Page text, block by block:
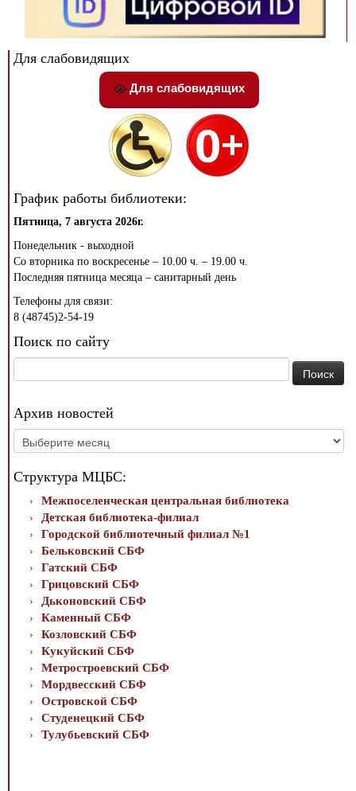
Для слабовидящих
Для слабовидящих
График работы библиотеки:
Пятница, 7 августа 2026г.
Понедельник - выходной
Со вторника по воскресенье – 10.00 ч. – 19.00 ч.
Последняя пятница месяца – санитарный день
Телефоны для связи:
8 (48745)2-54-19
Поиск по сайту
Архив новостей
Архив
новостей
Структура МЦБС:
Межпоселенческая центральная библиотека
Детская библиотека-филиал
Городской библиотечный филиал №1
Бельковский СБФ
Гатский СБФ
Грицовский СБФ
Дьконовский СБФ
Каменный СБФ
Козловский СБФ
Кукуйский СБФ
Метростроевский СБФ
Мордвесский СБФ
Островской СБФ
Студенецкий СБФ
Тулубьевский СБФ